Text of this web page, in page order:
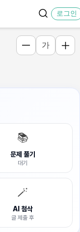
로그인
가
📚
문제 풀기
대기
🪄
AI 첨삭
글 제출 후